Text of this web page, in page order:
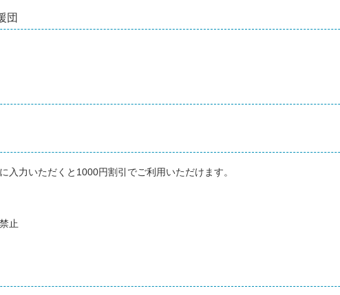
団
入力いただくと1000円割引でご利用いただけます。
止